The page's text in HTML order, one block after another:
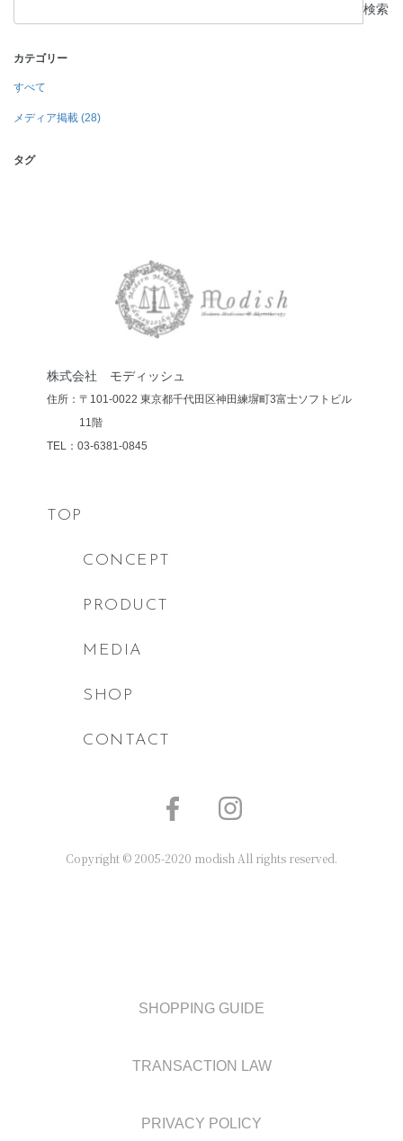
検索
カテゴリー
すべて
メディア掲載 (28)
タグ
株式会社 モディッシュ
住所：〒101-0022 東京都千代田区神田練塀町3富士ソフトビル
11階
TEL：03-6381-0845
TOP
CONCEPT
PRODUCT
MEDIA
SHOP
CONTACT
Copyright © 2005-2020 modish All rights reserved.
SHOPPING GUIDE
TRANSACTION LAW
PRIVACY POLICY